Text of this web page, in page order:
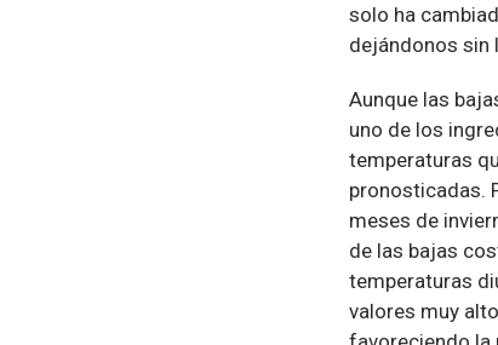
solo ha
dejándonos sin
Aunque las
uno de los
temperaturas
pronosticadas.
meses de
de las bajas
temperaturas
valores muy